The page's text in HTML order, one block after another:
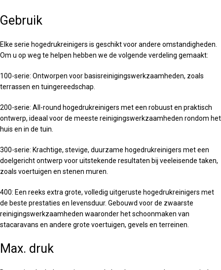
Gebruik
Elke serie hogedrukreinigers is geschikt voor andere omstandigheden.
Om u op weg te helpen hebben we de volgende verdeling gemaakt:
100-serie: Ontworpen voor basisreinigingswerkzaamheden, zoals
terrassen en tuingereedschap.
200-serie: All-round hogedrukreinigers met een robuust en praktisch
ontwerp, ideaal voor de meeste reinigingswerkzaamheden rondom het
huis en in de tuin.
300-serie: Krachtige, stevige, duurzame hogedrukreinigers met een
doelgericht ontwerp voor uitstekende resultaten bij veeleisende taken,
zoals voertuigen en stenen muren.
400: Een reeks extra grote, volledig uitgeruste hogedrukreinigers met
de beste prestaties en levensduur. Gebouwd voor de zwaarste
reinigingswerkzaamheden waaronder het schoonmaken van
stacaravans en andere grote voertuigen, gevels en terreinen.
Max. druk